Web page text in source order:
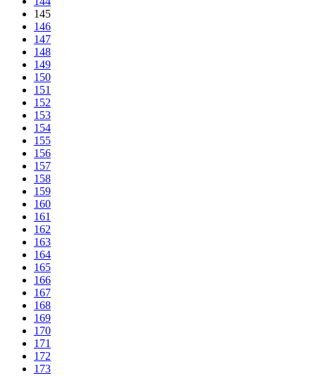
145
146
147
148
149
150
151
152
153
154
155
156
157
158
159
160
161
162
163
164
165
166
167
168
169
170
171
172
173